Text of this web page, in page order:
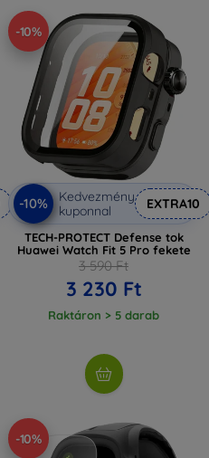
-10%
-10%
Kedvezmény
kuponnal
EXTRA10
TECH-PROTECT Defense tok
Huawei Watch Fit 5 Pro fekete
3 590 Ft
3 230 Ft
Raktáron > 5 darab
-10%